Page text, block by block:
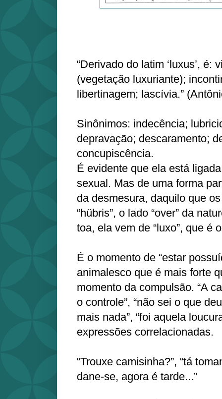
“Derivado do latim ‘luxus’, é:
(vegetação luxuriante);
libertinagem; lascívia.”
Sinônimos: indecência;
depravação; descaramento;
concupiscência.
É evidente que ela está
sexual. Mas de uma forma
da desmesura, daquilo que
“hübris”, o lado “over” da
toa, ela vem de “luxo”, que é
É o momento de “estar
animalesco que é mais forte
momento da compulsão. “A
o controle”, “não sei o que
mais nada”, “foi aquela
expressões correlacionadas.
“Trouxe camisinha?”, “tá
dane-se, agora é tarde...”